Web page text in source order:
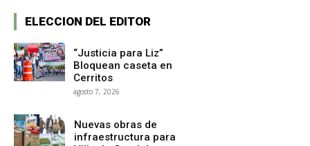
ELECCION DEL EDITOR
“Justicia para Liz”
Bloquean caseta en
Cerritos
agosto 7, 2026
Nuevas obras de
infraestructura para